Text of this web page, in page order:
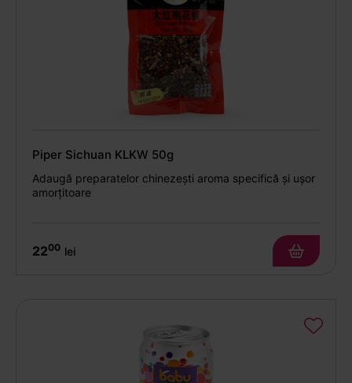
Piper Sichuan KLKW 50g
Adaugă preparatelor chinezești aroma specifică și ușor
amorțitoare
2200 lei